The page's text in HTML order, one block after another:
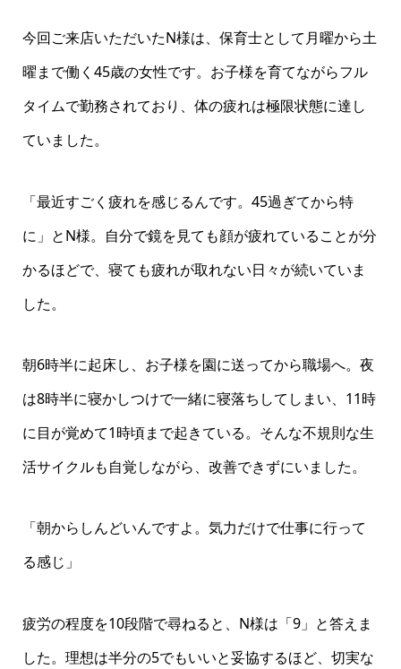
今回ご来店いただいたN様は、保育士として月曜から土
曜まで働く45歳の女性です。お子様を育てながらフル
タイムで勤務されており、体の疲れは極限状態に達し
ていました。
「最近すごく疲れを感じるんです。45過ぎてから特
に」とN様。自分で鏡を見ても顔が疲れていることが分
かるほどで、寝ても疲れが取れない日々が続いていま
した。
朝6時半に起床し、お子様を園に送ってから職場へ。夜
は8時半に寝かしつけで一緒に寝落ちしてしまい、11時
に目が覚めて1時頃まで起きている。そんな不規則な生
活サイクルも自覚しながら、改善できずにいました。
「朝からしんどいんですよ。気力だけで仕事に行って
る感じ」
疲労の程度を10段階で尋ねると、N様は「9」と答えま
した。理想は半分の5でもいいと妥協するほど、切実な